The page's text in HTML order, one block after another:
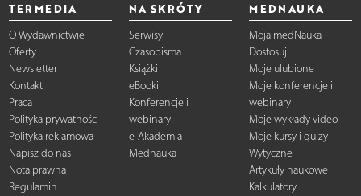
TERMEDIA
O Wydawnictwie
Oferty
Newsletter
Kontakt
Praca
Polityka prywatności
Polityka reklamowa
Napisz do nas
Nota prawna
Regulamin
NA SKRÓTY
Serwisy
Czasopisma
Książki
eBooki
Konferencje i
webinary
e-Akademia
Mednauka
MEDNAUKA
Moja medNauka
Dostosuj
Moje ulubione
Moje konferencje i
webinary
Moje wykłady video
Moje kursy i quizy
Wytyczne
Artykuły naukowe
Kalkulatory